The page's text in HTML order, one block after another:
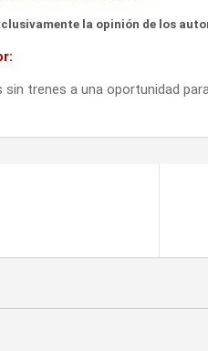
la opinión de los
sin trenes a una oportunidad